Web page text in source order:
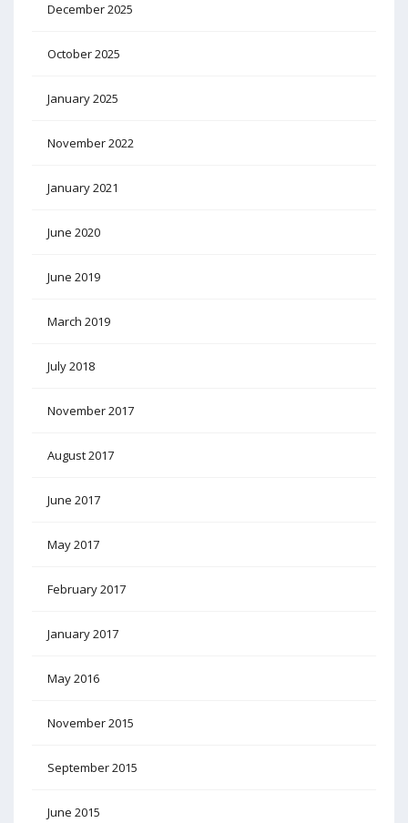
December 2025
October 2025
January 2025
November 2022
January 2021
June 2020
June 2019
March 2019
July 2018
November 2017
August 2017
June 2017
May 2017
February 2017
January 2017
May 2016
November 2015
September 2015
June 2015